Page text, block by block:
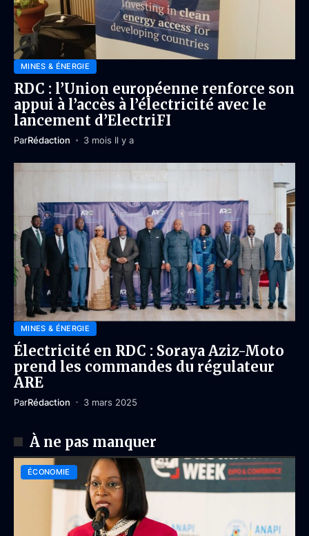
MINES & ÉNERGIE
RDC : l’Union européenne renforce son
appui à l’accès à l’électricité avec le
lancement d’ElectriFI
ParRédaction 3 mois Il y a
MINES & ÉNERGIE
Électricité en RDC : Soraya Aziz-Moto
prend les commandes du régulateur
ARE
ParRédaction 3 mars 2025
À ne pas manquer
ÉCONOMIE